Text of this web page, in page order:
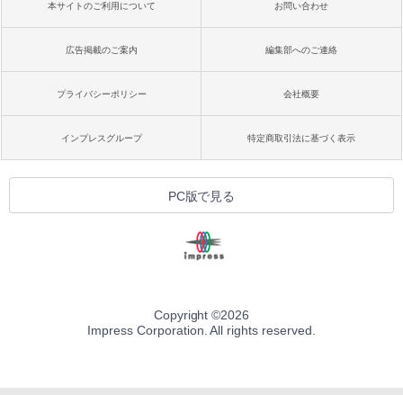
本サイトのご利用について お問い合わせ
広告掲載のご案内 編集部へのご連絡
プライバシーポリシー 会社概要
インプレスグループ 特定商取引法に基づく表示
PC版で見る
Copyright ©2026
Impress Corporation. All rights reserved.